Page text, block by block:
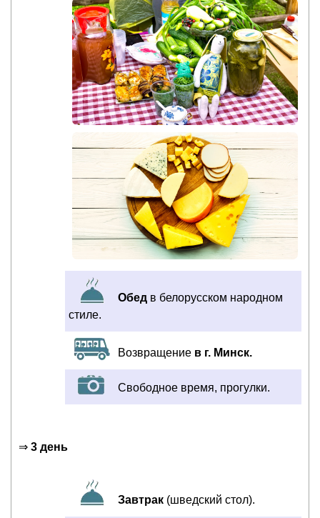
Обед в белорусском народном
стиле.
Возвращение в г. Минск.
Cвободное время, прогулки.
⇒ 3 день
Завтрак (шведский стол).